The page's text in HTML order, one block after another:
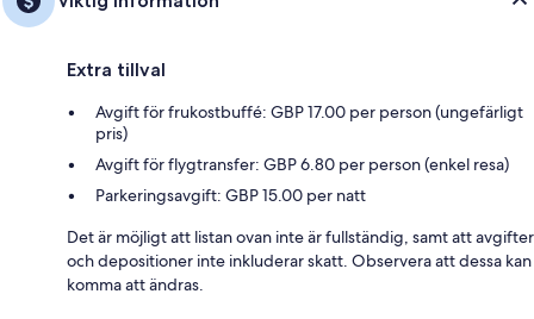
Extra tillval
Avgift för frukostbuffé: GBP 17.00 per person (ungefärligt
pris)
Avgift för flygtransfer: GBP 6.80 per person (enkel resa)
Parkeringsavgift: GBP 15.00 per natt
Det är möjligt att listan ovan inte är fullständig, samt att avgifter
och depositioner inte inkluderar skatt. Observera att dessa kan
komma att ändras.